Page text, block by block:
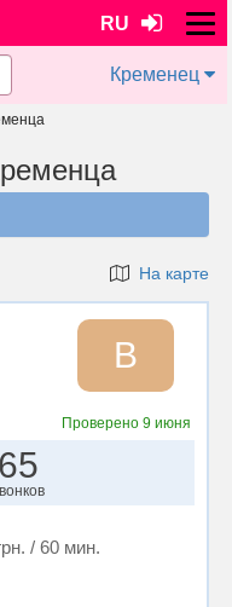
RU
Кременец
На карте
B
Проверено 9 июня
65
/ 60 мин.